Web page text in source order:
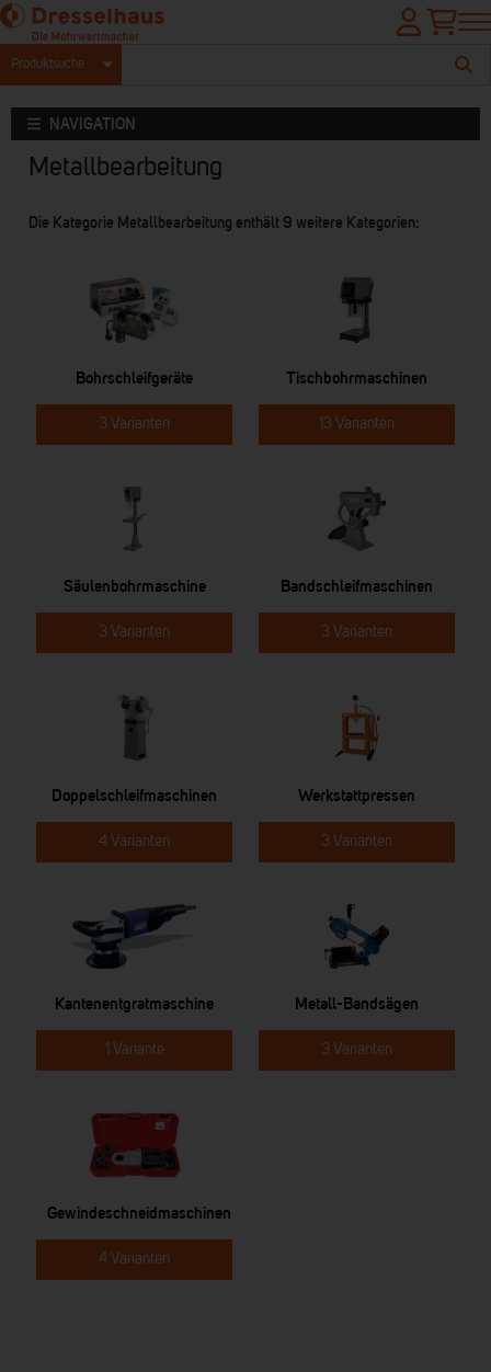
Produktsuche
NAVIGATION
Metallbearbeitung
Die Kategorie Metallbearbeitung enthält 9 weitere Kategorien:
Bohrschleifgeräte
3 Varianten
Tischbohrmaschinen
13 Varianten
Säulenbohrmaschine
3 Varianten
Bandschleifmaschinen
3 Varianten
Doppelschleifmaschinen
4 Varianten
Werkstattpressen
3 Varianten
Kantenentgratmaschine
1 Variante
Metall-Bandsägen
3 Varianten
Gewindeschneidmaschinen
4 Varianten